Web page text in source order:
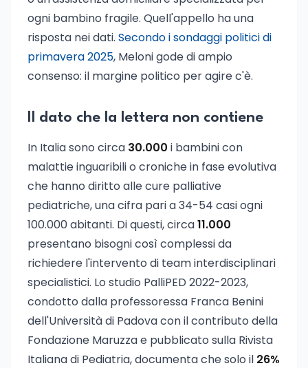
ogni bambino fragile. Quell'appello ha una
risposta nei dati. Secondo i sondaggi politici di
primavera 2025, Meloni gode di ampio
consenso: il margine politico per agire c'è.
Il dato che la lettera non contiene
In Italia sono circa 30.000 i bambini con
malattie inguaribili o croniche in fase evolutiva
che hanno diritto alle cure palliative
pediatriche, una cifra pari a 34-54 casi ogni
100.000 abitanti. Di questi, circa11.000
presentano bisogni così complessi da
richiedere l'intervento di team interdisciplinari
specialistici. Lo studio PalliPED 2022-2023,
condotto dalla professoressa Franca Benini
dell'Università di Padova con il contributo della
Fondazione Maruzza e pubblicato sulla Rivista
Italiana di Pediatria, documenta che solo il 26%